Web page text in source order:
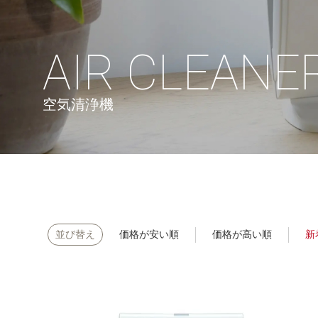
AIR
空気清浄機
並び替え 価格が安い順 価格が高い順 新